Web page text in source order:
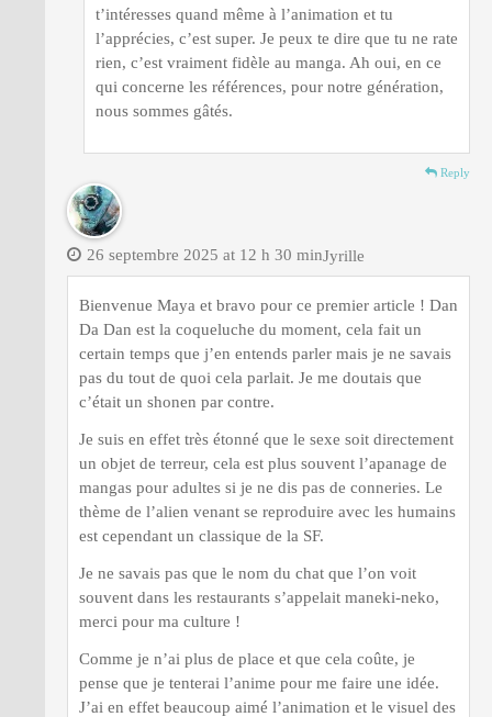
t’intéresses quand même à l’animation et tu
l’apprécies, c’est super. Je peux te dire que tu ne rate
rien, c’est vraiment fidèle au manga. Ah oui, en ce
qui concerne les références, pour notre génération,
nous sommes gâtés.
Reply
Jyrille
26 septembre 2025 at 12 h 30 min
Bienvenue Maya et bravo pour ce premier article ! Dan
Da Dan est la coqueluche du moment, cela fait un
certain temps que j’en entends parler mais je ne savais
pas du tout de quoi cela parlait. Je me doutais que
c’était un shonen par contre.
Je suis en effet très étonné que le sexe soit directement
un objet de terreur, cela est plus souvent l’apanage de
mangas pour adultes si je ne dis pas de conneries. Le
thème de l’alien venant se reproduire avec les humains
est cependant un classique de la SF.
Je ne savais pas que le nom du chat que l’on voit
souvent dans les restaurants s’appelait maneki-neko,
merci pour ma culture !
Comme je n’ai plus de place et que cela coûte, je
pense que je tenterai l’anime pour me faire une idée.
J’ai en effet beaucoup aimé l’animation et le visuel des